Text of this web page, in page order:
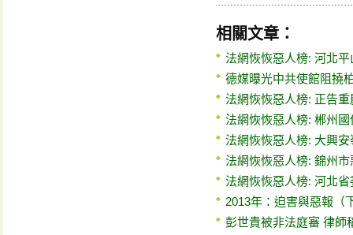
相關文章：
法網恢恢惡人榜: 河北
德媒曝光中共使館阻撓
法網恢恢惡人榜: 正告
法網恢恢惡人榜: 郴州
法網恢恢惡人榜: 大興
法網恢恢惡人榜: 錦州
法網恢恢惡人榜: 河北
2013年：迫害與惡報（
彭世貴被非法庭審 律師